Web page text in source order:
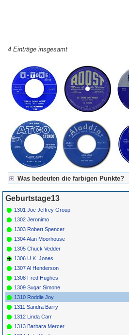
4 Einträge insgesamt
Was bedeuten die farbigen Punkte?
Für Axel's Tageskalender:
Grün = Kurzgeschichte
Grün! = fachlich bestimmt spannend,
Grün+ = Stundenbeitrag
Gelb = Kurzgeschichten oder
Blau = Beschreibungstext (beschreibender
Geburtstage13
1301 Joe Jeffrey Group
1302 Jeronimo
1303 Robert Spencer
1304 Alan Moorhouse
1305 Chuck Vedder
1306 U.K. Jones
1307 Al Henderson
1308 Fred Hughes
1309 Sugar Simone
1310 Roddie Joy
1311 Sandra Barry
1312 Linda Carr
1313 Barbara Mercer